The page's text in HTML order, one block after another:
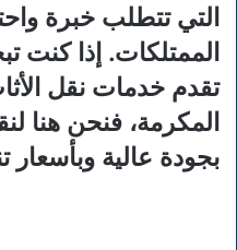
التي تتطلب خبرة
الممتلكات. إذا
تقدم خدمات نقل
المكرمة، فنحن هنا
بجودة عالية وبأسعار